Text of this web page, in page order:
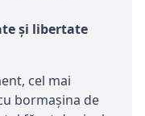
și libertate
cel mai
bormașina de